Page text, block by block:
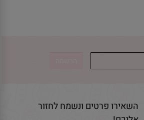
השאירו פרטים ונשמח לחזור